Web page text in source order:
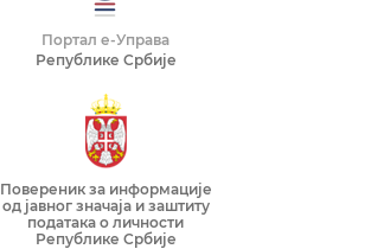
Портал е-Управа
Републике Србије
Повереник за информације
од јавног значаја и заштиту
података о личности
Републике Србије